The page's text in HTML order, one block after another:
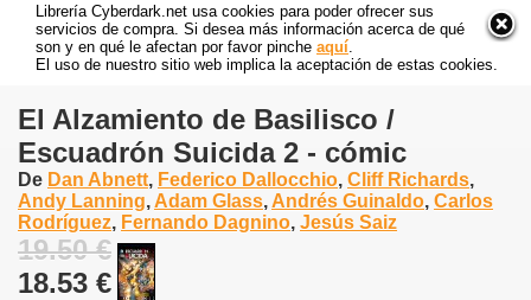
Librería Cyberdark.net usa cookies para poder ofrecer sus
servicios de compra. Si desea más información acerca de qué
son y en qué le afectan por favor pinche aquí
El uso de nuestro sitio web implica la aceptación de estas cookies.
El Alzamiento de Basilisco /
Escuadrón Suicida 2 - cómic
De Dan Abnett, Federico Dallocchio, Cliff Richards,
Andy Lanning, Adam Glass, Andrés Guinaldo, Carlos
Rodríguez, Fernando Dagnino, Jesús Saiz
19.50 €
18.53 €